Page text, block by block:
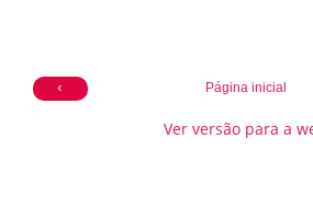
‹ Página inicial
Ver versão para a